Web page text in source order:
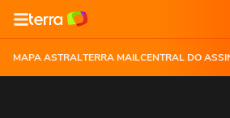
MAPA ASTRALTERRA MAILCENTRAL DO